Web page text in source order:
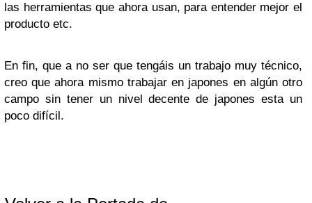
las herramientas que ahora usan, para entender mejor el
producto etc.
En fin, que a no ser que tengáis un trabajo muy técnico,
creo que ahora mismo trabajar en japones en algún otro
campo sin tener un nivel decente de japones esta un
poco difícil.